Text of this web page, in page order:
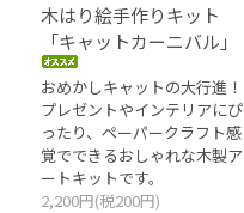
木はり絵手作りキット
「キャットカーニバル」
おめかしキャットの大行進！
プレゼントやインテリアにぴ
ったり、ペーパークラフト感
覚でできるおしゃれな木製ア
ートキットです。
2,200円(税200円)